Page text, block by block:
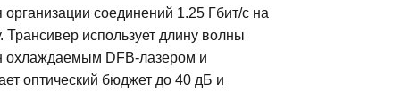
соединений 1.25 Гбит/с на
использует длину волны
охлаждаемым DFB-лазером и
оптический бюджет до 40 дБ и